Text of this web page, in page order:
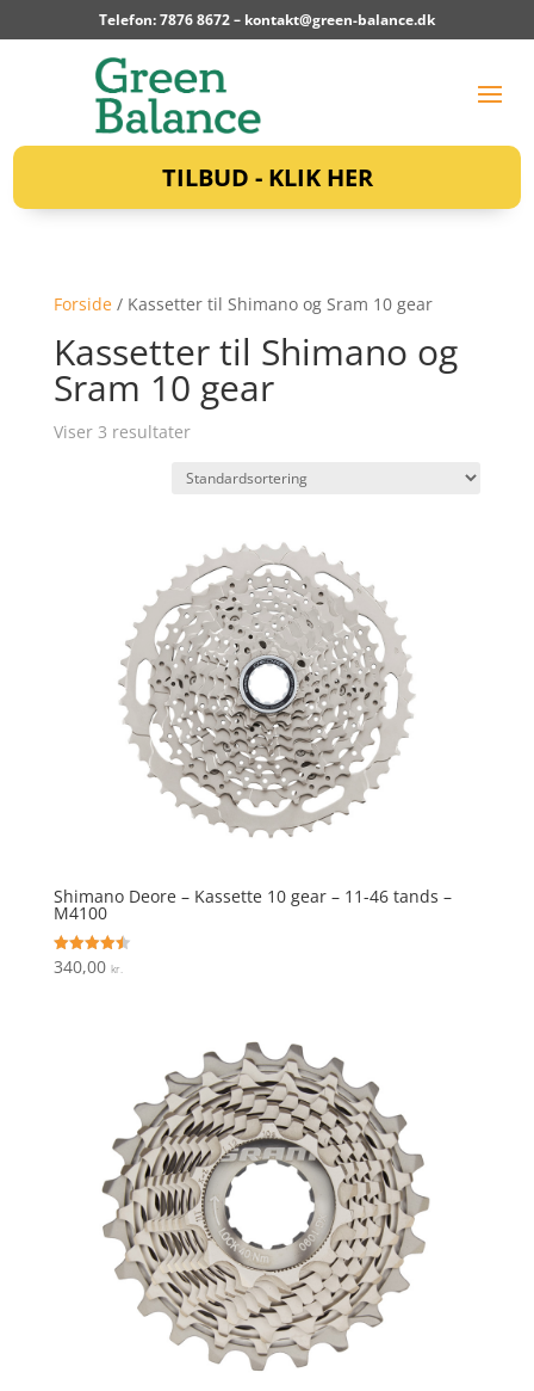
Telefon: 7876 8672 – kontakt@green-balance.dk
TILBUD - KLIK HER
Forside/ Kassetter til Shimano og Sram 10 gear
Kassetter til Shimano og
Sram 10 gear
Viser 3 resultater
Shimano Deore – Kassette 10 gear – 11-46 tands –
M4100
Vurderet
4.5
340,00 kr.